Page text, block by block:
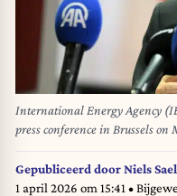
International Energy Agency
Gepubliceerd doorNiels
1 april 2026 om 15:41 •